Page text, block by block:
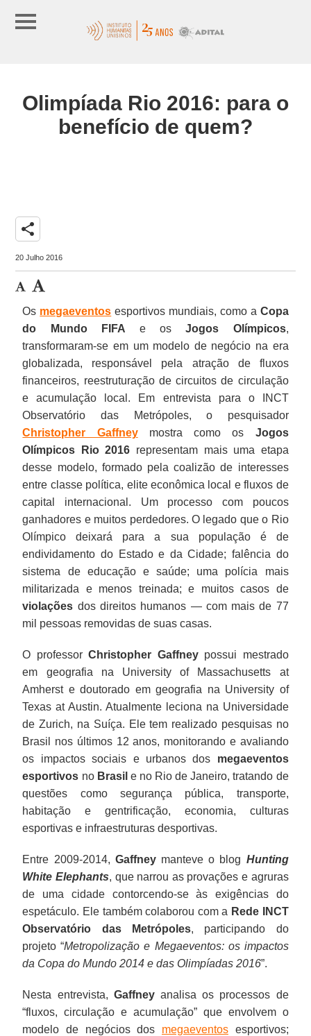
Olimpíada Rio 2016: para o
benefício de quem?
share
20 Julho 2016
Os megaeventos esportivos mundiais, como a Copa
do Mundo FIFA e osJogos Olímpicos,
transformaram-se em um modelo de negócio na era
globalizada, responsável pela atração de fluxos
financeiros, reestruturação de circuitos de circulação
e acumulação local. Em entrevista para o INCT
Observatório das Metrópoles, o pesquisador
Christopher Gaffneymostra como os Jogos
Olímpicos Rio 2016 representam mais uma etapa
desse modelo, formado pela coalizão de interesses
entre classe política, elite econômica local e fluxos de
capital internacional. Um processo com poucos
ganhadores e muitos perdedores. O legado que o Rio
Olímpico deixará para a sua população é de
endividamento do Estado e da Cidade; falência do
sistema de educação e saúde; uma polícia mais
militarizada e menos treinada; e muitos casos de
violações dos direitos humanos — com mais de 77
mil pessoas removidas de suas casas.
O professorChristopher Gaffneypossui mestrado
em geografia na University of Massachusetts at
Amherst e doutorado em geografia na University of
Texas at Austin. Atualmente leciona na Universidade
de Zurich, na Suíça. Ele tem realizado pesquisas no
Brasil nos últimos 12 anos, monitorando e avaliando
os impactos sociais e urbanos dos megaeventos
esportivos no Brasil e no Rio de Janeiro, tratando de
questões como segurança pública, transporte,
habitação e gentrificação, economia, culturas
esportivas e infraestruturas desportivas.
Entre 2009-2014, Gaffneymanteve o blog Hunting
White Elephants, que narrou as provações e agruras
de uma cidade contorcendo-se às exigências do
espetáculo. Ele também colaborou com a Rede INCT
Observatório das Metrópoles, participando do
projeto “Metropolização e Megaeventos: os impactos
da Copa do Mundo 2014 e das Olimpíadas 2016”.
Nesta entrevista, Gaffneyanalisa os processos de
“fluxos, circulação e acumulação” que envolvem o
modelo de negócios dos megaeventos esportivos;